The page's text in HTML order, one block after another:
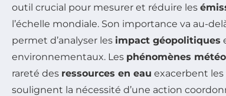
outil crucial pour mesurer et réduire les
l’échelle mondiale. Son importance va au-
permet d’analyser les impact géopolitiques
environnementaux. Les phénomènes
rareté des ressources en eau exacerbent
soulignent la nécessité d’une action